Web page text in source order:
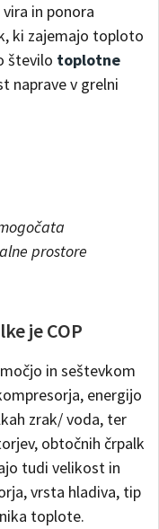
in ponora
ki zajemajo toploto
število toplotne
naprave v grelni
prostore
je COP
in seštevkom
energijo
zrak/ voda, ter
obtočnih črpalk
tudi velikost in
vrsta hladiva, tip
toplote.